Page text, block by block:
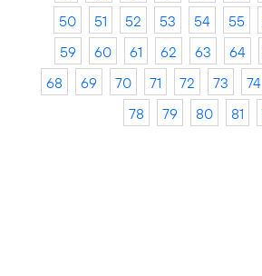
50
51 52 53 54 55
59
60 61 62 63 64
68
69 70 71 72 73 74
78
79 80 81